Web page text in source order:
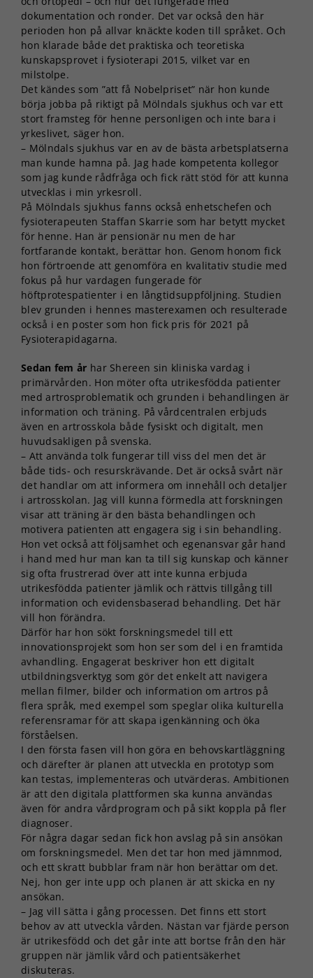
dokumentation och ronder. Det var också den här
perioden hon på allvar knäckte koden till språket. Och
hon klarade både det praktiska och teoretiska
kunskapsprovet i fysioterapi 2015, vilket var en
milstolpe.
Det kändes som ”att få Nobelpriset” när hon kunde
börja jobba på riktigt på Mölndals sjukhus och var ett
stort framsteg för henne personligen och inte bara i
yrkeslivet, säger hon.
– Mölndals sjukhus var en av de bästa arbetsplatserna
man kunde hamna på. Jag hade kompetenta kollegor
som jag kunde rådfråga och fick rätt stöd för att kunna
utvecklas i min yrkesroll.
På Mölndals sjukhus fanns också enhetschefen och
fysioterapeuten Staffan Skarrie som har betytt mycket
för henne. Han är pensionär nu men de har
fortfarande kontakt, berättar hon. Genom honom fick
hon förtroende att genomföra en kvalitativ studie med
fokus på hur vardagen fungerade för
höftprotespatienter i en långtidsuppföljning. Studien
blev grunden i hennes masterexamen och resulterade
också i en poster som hon fick pris för 2021 på
Fysioterapidagarna.
Sedan fem år har Shereen sin kliniska vardag i
primärvården. Hon möter ofta utrikesfödda patienter
med artrosproblematik och grunden i behandlingen är
information och träning. På vårdcentralen erbjuds
även en artrosskola både fysiskt och digitalt, men
huvudsakligen på svenska.
– Att använda tolk fungerar till viss del men det är
både tids- och resurskrävande. Det är också svårt när
det handlar om att informera om innehåll och detaljer
i artrosskolan. Jag vill kunna förmedla att forskningen
visar att träning är den bästa behandlingen och
motivera patienten att engagera sig i sin behandling.
Hon vet också att följsamhet och egenansvar går hand
i hand med hur man kan ta till sig kunskap och känner
sig ofta frustrerad över att inte kunna erbjuda
utrikesfödda patienter jämlik och rättvis tillgång till
information och evidensbaserad behandling. Det här
vill hon förändra.
Därför har hon sökt forskningsmedel till ett
innovationsprojekt som hon ser som del i en framtida
avhandling. Engagerat beskriver hon ett digitalt
utbildningsverktyg som gör det enkelt att navigera
mellan filmer, bilder och information om artros på
flera språk, med exempel som speglar olika kulturella
referensramar för att skapa igenkänning och öka
förståelsen.
I den första fasen vill hon göra en behovskartläggning
och därefter är planen att utveckla en prototyp som
kan testas, implementeras och utvärderas. Ambitionen
är att den digitala plattformen ska kunna användas
även för andra vårdprogram och på sikt koppla på fler
diagnoser.
För några dagar sedan fick hon avslag på sin ansökan
om forskningsmedel. Men det tar hon med jämnmod,
och ett skratt bubblar fram när hon berättar om det.
Nej, hon ger inte upp och planen är att skicka en ny
ansökan.
– Jag vill sätta i gång processen. Det finns ett stort
behov av att utveckla vården. Nästan var fjärde person
är utrikesfödd och det går inte att bortse från den här
gruppen när jämlik vård och patientsäkerhet
diskuteras.